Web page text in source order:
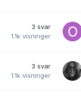
3 svar
1.1k visninger
3 svar
1.1k visninger